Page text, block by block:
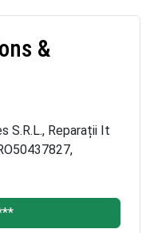
&
S.R.L., Reparații It